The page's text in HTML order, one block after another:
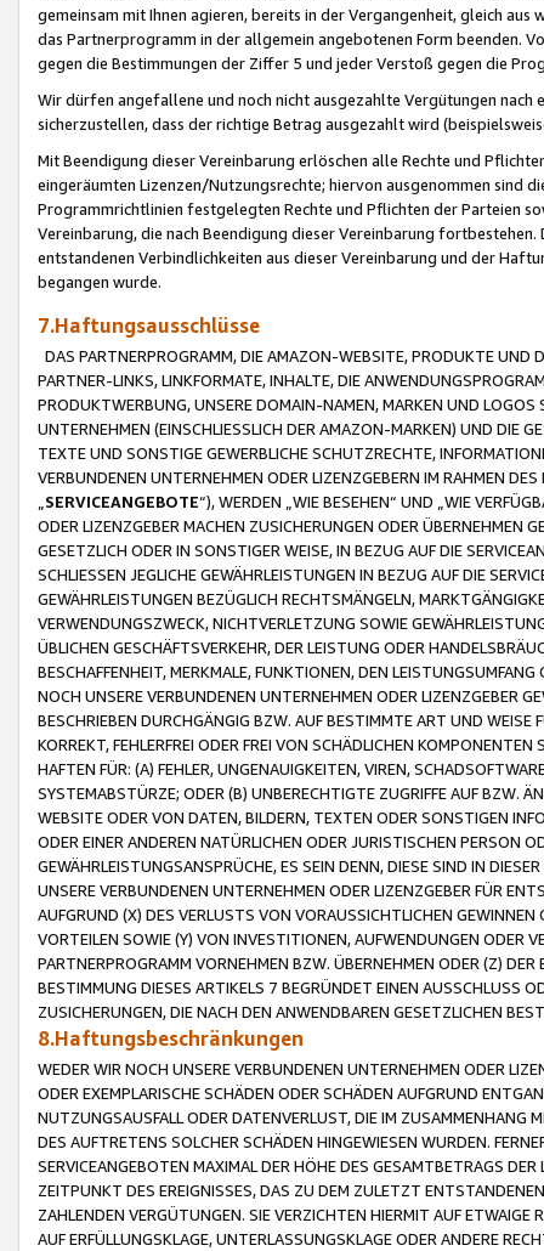
gemeinsam mit Ihnen agieren, bereits in der Vergangenheit, gleich
das Partnerprogramm in der allgemein angebotenen Form beenden.
gegen die Bestimmungen der Ziffer 5 und jeder Verstoß gegen die
Wir dürfen angefallene und noch nicht ausgezahlte Vergütungen
sicherzustellen, dass der richtige Betrag ausgezahlt wird
Mit Beendigung dieser Vereinbarung erlöschen alle Rechte und
eingeräumten Lizenzen/Nutzungsrechte; hiervon ausgenommen sind
Programmrichtlinien festgelegten Rechte und Pflichten der Parteien
Vereinbarung, die nach Beendigung dieser Vereinbarung
entstandenen Verbindlichkeiten aus dieser Vereinbarung und der
begangen wurde.
7.Haftungsausschlüsse
DAS PARTNERPROGRAMM, DIE AMAZON-WEBSITE, PRODUKTE UND
PARTNER-LINKS, LINKFORMATE, INHALTE, DIE
PRODUKTWERBUNG, UNSERE DOMAIN-NAMEN, MARKEN UND
UNTERNEHMEN (EINSCHLIESSLICH DER AMAZON-MARKEN) UND DIE
TEXTE UND SONSTIGE GEWERBLICHE SCHUTZRECHTE,
VERBUNDENEN UNTERNEHMEN ODER LIZENZGEBERN IM RAHMEN
SERVICEANGEBOTE“), WERDEN „WIE BESEHEN“ UND „WIE
ODER LIZENZGEBER MACHEN ZUSICHERUNGEN ODER ÜBERNEHMEN
GESETZLICH ODER IN SONSTIGER WEISE, IN BEZUG AUF DIE
SCHLIESSEN JEGLICHE GEWÄHRLEISTUNGEN IN BEZUG AUF DIE
GEWÄHRLEISTUNGEN BEZÜGLICH RECHTSMÄNGELN,
VERWENDUNGSZWECK, NICHTVERLETZUNG SOWIE
ÜBLICHEN GESCHÄFTSVERKEHR, DER LEISTUNG ODER
BESCHAFFENHEIT, MERKMALE, FUNKTIONEN, DEN
NOCH UNSERE VERBUNDENEN UNTERNEHMEN ODER LIZENZGEBER
BESCHRIEBEN DURCHGÄNGIG BZW. AUF BESTIMMTE ART UND
KORREKT, FEHLERFREI ODER FREI VON SCHÄDLICHEN
HAFTEN FÜR: (A) FEHLER, UNGENAUIGKEITEN, VIREN,
SYSTEMABSTÜRZE; ODER (B) UNBERECHTIGTE ZUGRIFFE AUF BZW.
WEBSITE ODER VON DATEN, BILDERN, TEXTEN ODER SONSTIGEN
ODER EINER ANDEREN NATÜRLICHEN ODER JURISTISCHEN PERSON
GEWÄHRLEISTUNGSANSPRÜCHE, ES SEIN DENN, DIESE SIND IN
UNSERE VERBUNDENEN UNTERNEHMEN ODER LIZENZGEBER FÜR
AUFGRUND (X) DES VERLUSTS VON VORAUSSICHTLICHEN
VORTEILEN SOWIE (Y) VON INVESTITIONEN, AUFWENDUNGEN ODER
PARTNERPROGRAMM VORNEHMEN BZW. ÜBERNEHMEN ODER (Z)
BESTIMMUNG DIESES ARTIKELS 7 BEGRÜNDET EINEN AUSSCHLUSS
ZUSICHERUNGEN, DIE NACH DEN ANWENDBAREN GESETZLICHEN
8.Haftungsbeschränkungen
WEDER WIR NOCH UNSERE VERBUNDENEN UNTERNEHMEN ODER
ODER EXEMPLARISCHE SCHÄDEN ODER SCHÄDEN AUFGRUND
NUTZUNGSAUSFALL ODER DATENVERLUST, DIE IM ZUSAMMENHANG
DES AUFTRETENS SOLCHER SCHÄDEN HINGEWIESEN WURDEN.
SERVICEANGEBOTEN MAXIMAL DER HÖHE DES GESAMTBETRAGS
ZEITPUNKT DES EREIGNISSES, DAS ZU DEM ZULETZT
ZAHLENDEN VERGÜTUNGEN. SIE VERZICHTEN HIERMIT AUF
AUF ERFÜLLUNGSKLAGE, UNTERLASSUNGSKLAGE ODER ANDERE